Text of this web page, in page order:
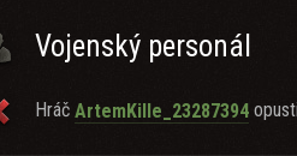
Vojenský personál
Hráč ArtemKille_23287394